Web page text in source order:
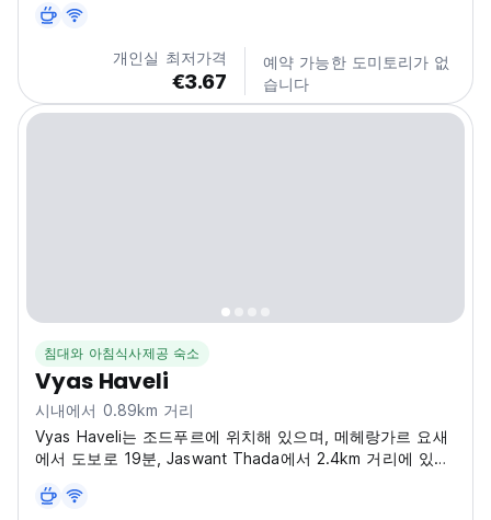
객에게 완벽합니다. (Auto-translated from original
개인실 최저가격
€3.67
예약 가능한 도미토리가 없
습니다
침대와 아침식사제공 숙소
Vyas Haveli
시내에서 0.89km 거리
Vyas Haveli는 조드푸르에 위치해 있으며, 메헤랑가르 요새
에서 도보로 19분, Jaswant Thada에서 2.4km 거리에 있습